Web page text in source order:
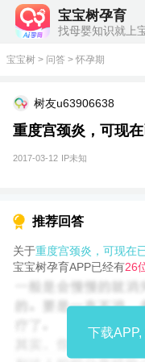
宝宝树孕育
找母婴知识就上
宝宝树 > 问答 > 怀孕期
树友u63906638
重度宫颈炎，可现
2017-03-12 IP未知
推荐回答
关于重度宫颈炎，可现在
宝宝树孕育APP已经有26
下载